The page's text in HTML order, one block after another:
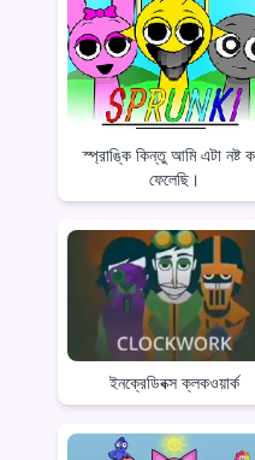
স্প্রাঙ্কি কিন্তু আমি এটা নষ্ট
ফেলেছি।
ইনক্রেডিবক্স ক্লকওয়ার্ক